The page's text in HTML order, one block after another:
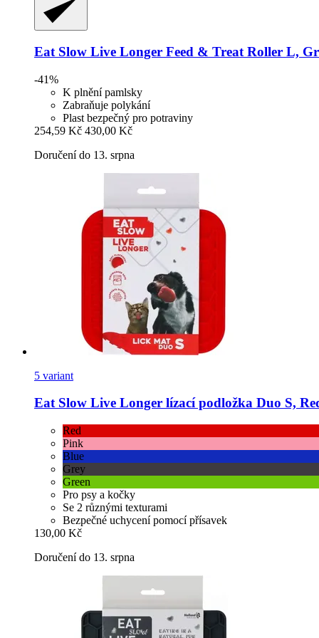
Eat Slow Live Longer Feed & Treat Roller L,
-41%
K plnění pamlsky
Zabraňuje polykání
Plast bezpečný pro potraviny
254,59 Kč 430,00 Kč
Doručení do 13. srpna
5 variant
Eat Slow Live Longer lízací podložka Duo S,
Red
Pink
Blue
Grey
Green
Pro psy a kočky
Se 2 různými texturami
Bezpečné uchycení pomocí přísavek
130,00 Kč
Doručení do 13. srpna